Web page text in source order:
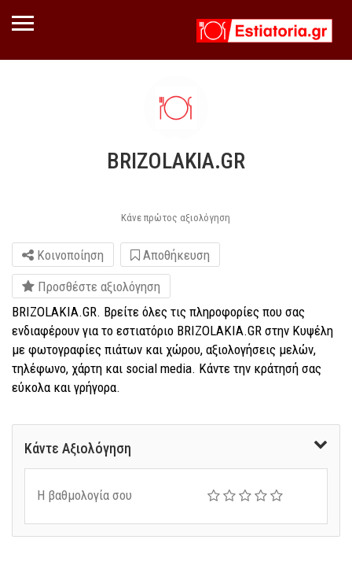
BRIZOLAKIA.GR
Κάνε πρώτος αξιολόγηση
Κοινοποίηση
Αποθήκευση
Προσθέστε αξιολόγηση
BRIZOLAKIA.GR. Βρείτε όλες τις πληροφορίες που σας
ενδιαφέρουν για το εστιατόριο BRIZOLAKIA.GR στην Κυψέλη
με φωτογραφίες πιάτων και χώρου, αξιολογήσεις μελών,
τηλέφωνο, χάρτη και social media. Κάντε την κράτησή σας
εύκολα και γρήγορα.
Κάντε Αξιολόγηση
Η βαθμολογία σου